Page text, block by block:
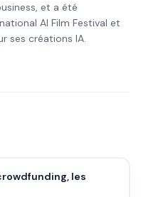
et a été
AI Film Festival et
ses créations IA.
les